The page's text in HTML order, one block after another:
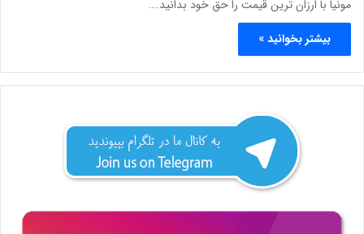
مونیا با ارزان ترین قیمت را حق خود بدانید.…
بیشتر بخوانید »